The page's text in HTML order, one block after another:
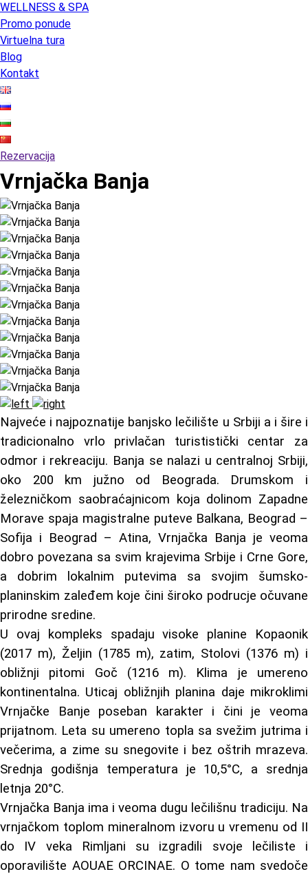
WELLNESS & SPA
Promo ponude
Virtuelna tura
Blog
Kontakt
Rezervacija
Vrnjačka Banja
Najveće i najpoznatije banjsko lečilište u Srbiji a i šire i
tradicionalno vrlo privlačan turististički centar za
odmor i rekreaciju. Banja se nalazi u centralnoj Srbiji,
oko 200 km južno od Beograda. Drumskom i
železničkom saobraćajnicom koja dolinom Zapadne
Morave spaja magistralne puteve Balkana, Beograd –
Sofija i Beograd – Atina, Vrnjačka Banja je veoma
dobro povezana sa svim krajevima Srbije i Crne Gore,
a dobrim lokalnim putevima sa svojim šumsko-
planinskim zaleđem koje čini široko podrucje očuvane
prirodne sredine.
U ovaj kompleks spadaju visoke planine Kopaonik
(2017 m), Željin (1785 m), zatim, Stolovi (1376 m) i
obližnji pitomi Goč (1216 m). Klima je umereno
kontinentalna. Uticaj obližnjih planina daje mikroklimi
Vrnjačke Banje poseban karakter i čini je veoma
prijatnom. Leta su umereno topla sa svežim jutrima i
večerima, a zime su snegovite i bez oštrih mrazeva.
Srednja godišnja temperatura je 10,5°C, a srednja
letnja 20°C.
Vrnjačka Banja ima i veoma dugu lečilišnu tradiciju. Na
vrnjačkom toplom mineralnom izvoru u vremenu od II
do IV veka Rimljani su izgradili svoje lečiliste i
oporavilište AOUAE ORCINAE. O tome nam svedoče